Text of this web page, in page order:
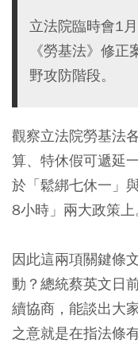
立法院臨時會1
《勞基法》修
野攻防階段。
觀察立法院勞基法
算、特休假可遞延
於「鬆綁七休一」
8小時」兩大政策上
因此這兩項關鍵條
動？總統蔡英文日
續協商，能談出大
之意就是在指法條